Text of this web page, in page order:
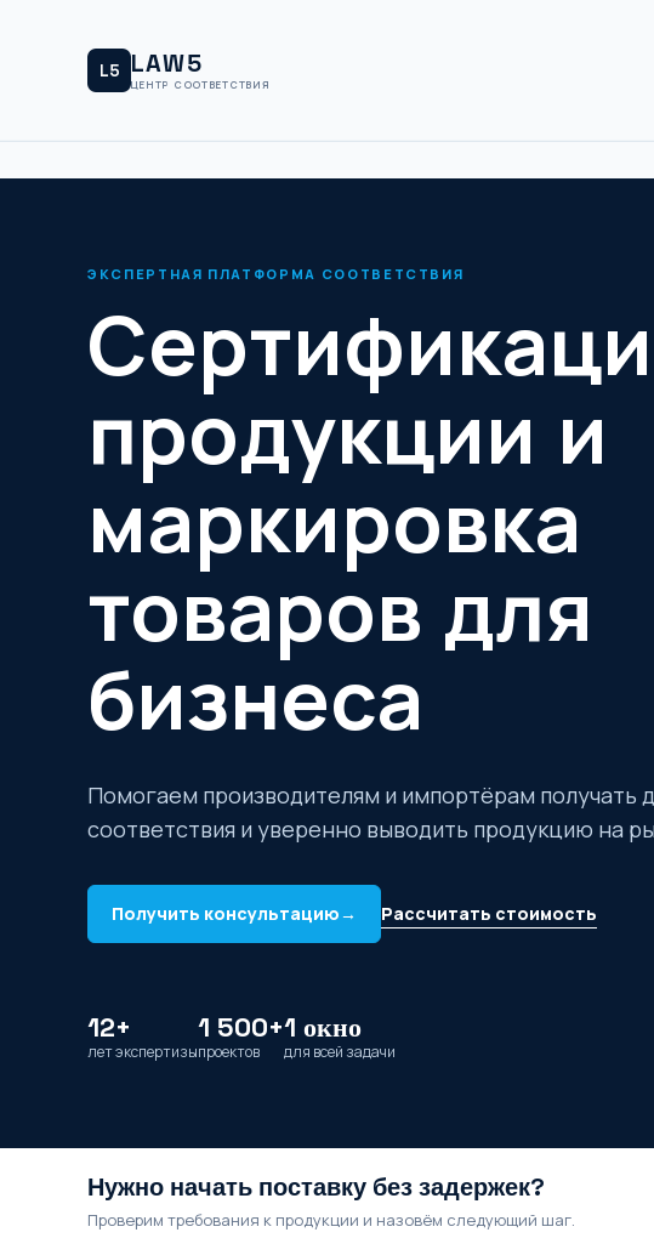
L5 LAW5
ЦЕНТР СООТВЕТСТВИЯ
ЭКСПЕРТНАЯ ПЛАТФОРМА СООТВЕТСТВИЯ
продукции и
маркировка
товаров для
бизнеса
Помогаем производителям и импортёрам получать
соответствия и уверенно выводить продукцию на
Получить консультацию→ Рассчитать стоимость
12+
лет экспертизы
1 500+
проектов
1 окно
для всей задачи
Нужно начать поставку без задержек?
Проверим требования к продукции и назовём следующий шаг.